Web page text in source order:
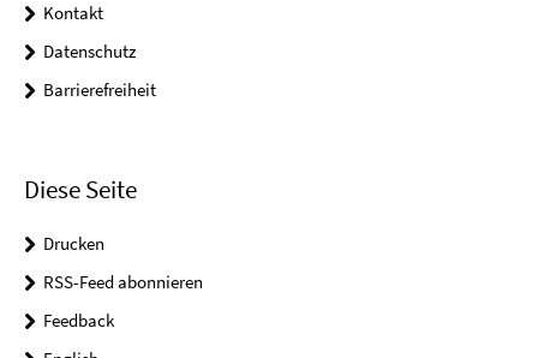
Kontakt
Datenschutz
Barrierefreiheit
Diese Seite
Drucken
RSS-Feed abonnieren
Feedback